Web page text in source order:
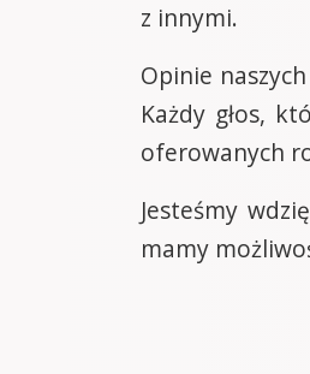
z innymi.
Opinie
Każdy głos,
oferowanych
Jesteśmy
mamy